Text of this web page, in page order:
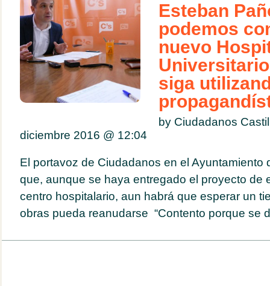
Esteban
podemos
nuevo
siga
by Ciudadanos
diciembre 2016 @ 12:04
El portavoz de Ciudadanos en el Ayuntamiento
que, aunque se haya entregado el proyecto de
centro hospitalario, aun habrá que esperar un
obras pueda reanudarse “Contento porque se